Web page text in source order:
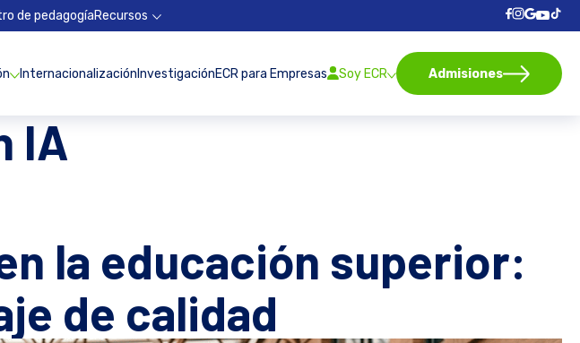
de pedagogíaRecursos
Internacionalización InvestigaciónECR para Empresas Soy ECR Admisiones
IA
la educación superior:
de calidad